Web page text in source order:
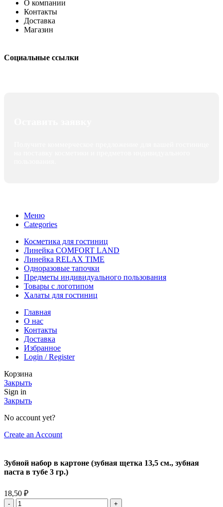
О компании
Контакты
Доставка
Магазин
Социальные ссылки
Меню
Categories
Косметика для гостиниц
Линейка COMFORT LAND
Линейка RELAX TIME
Одноразовые тапочки
Предметы индивидуального пользования
Товары с логотипом
Халаты для гостиниц
Главная
О нас
Контакты
Доставка
Избранное
Login / Register
Корзина
Закрыть
Sign in
Закрыть
No account yet?
Create an Account
Зубной набор в картоне (зубная щетка 13,5 см., зубная
паста в тубе 3 гр.)
18,50 ₽